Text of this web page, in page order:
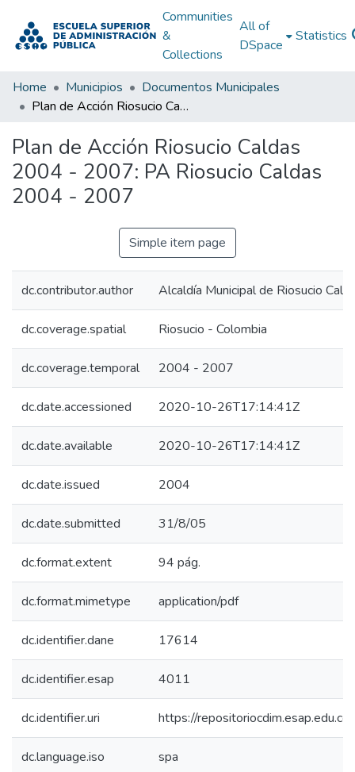
Communities
&
Collections
All of
DSpace
Statistics
Home Municipios
Documentos Municipales
Plan de Acción Riosucio Caldas 2004 - 2007: PA Riosucio Caldas 2004 - 2007
Plan de Acción Riosucio Caldas
2004 - 2007: PA Riosucio Caldas
2004 - 2007
Simple item page
dc.contributor.author Alcaldía Municipal de Riosucio
dc.coverage.spatial Riosucio - Colombia
dc.coverage.temporal 2004 - 2007
dc.date.accessioned 2020-10-26T17:14:41Z
dc.date.available 2020-10-26T17:14:41Z
dc.date.issued 2004
dc.date.submitted 31/8/05
dc.format.extent 94 pág.
dc.format.mimetype application/pdf
dc.identifier.dane 17614
dc.identifier.esap 4011
dc.identifier.uri https://
dc.language.iso spa